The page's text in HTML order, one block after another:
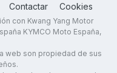
Contactar Cookies
con Kwang Yang Motor
KYMCO Moto España,
web son propiedad de sus